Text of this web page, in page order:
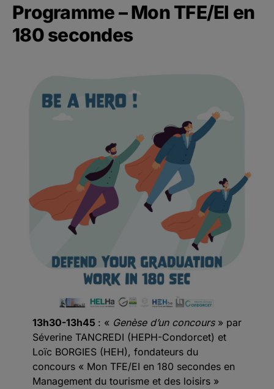
Programme – Mon TFE/EI en
180 secondes
13h30-13h45 : « Genèse d’un concours» par
Séverine TANCREDI (HEPH-Condorcet) et
Loïc BORGIES (HEH), fondateurs du
concours « Mon TFE/EI en 180 secondes en
Management du tourisme et des loisirs »